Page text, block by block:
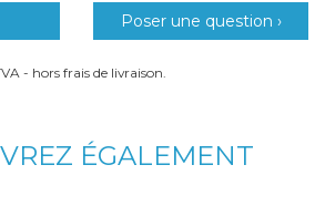
Poser une question ›
- hors frais de livraison.
ÉGALEMENT